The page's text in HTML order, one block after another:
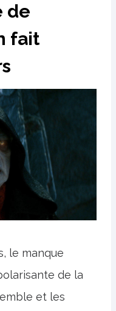
de
fait
le manque
de la
et les